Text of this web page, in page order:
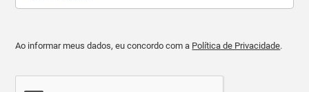
Ao informar meus dados, eu concordo com a Política de Privacidade.